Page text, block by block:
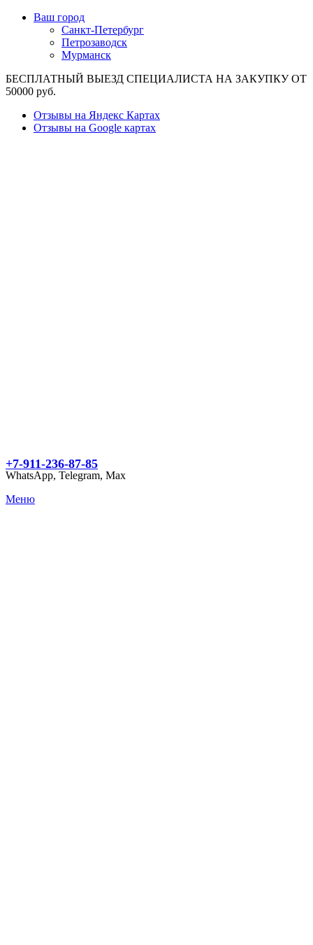
Ваш город
Санкт-Петербург
Петрозаводск
Мурманск
БЕСПЛАТНЫЙ ВЫЕЗД СПЕЦИАЛИСТА НА ЗАКУПКУ ОТ
50000 руб.
Отзывы на Яндекс Картах
Отзывы на Google картах
+7-911-236-87-85
WhatsApp, Telegram, Max
Меню